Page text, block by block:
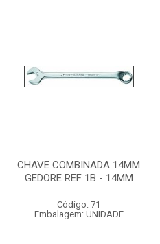
CHAVE COMBINADA 14MM
GEDORE REF 1B - 14MM
Código: 71
Embalagem: UNIDADE